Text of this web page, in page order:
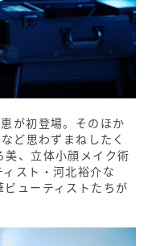
が初登場。そのほか
ど思わずまねしたく
美、立体小顔メイク術
スト・河北裕介な
ューティストたちが